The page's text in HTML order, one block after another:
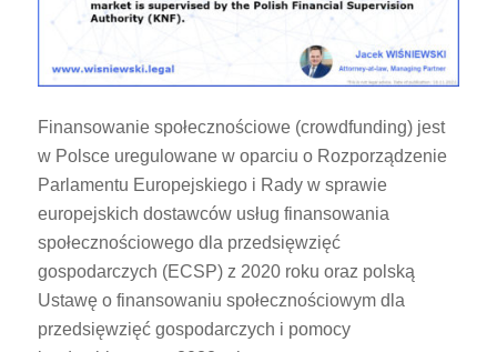
Finansowanie społecznościowe (crowdfunding) jest
w Polsce uregulowane w oparciu o Rozporządzenie
Parlamentu Europejskiego i Rady w sprawie
europejskich dostawców usług finansowania
społecznościowego dla przedsięwzięć
gospodarczych (ECSP) z 2020 roku oraz polską
Ustawę o finansowaniu społecznościowym dla
przedsięwzięć gospodarczych i pomocy